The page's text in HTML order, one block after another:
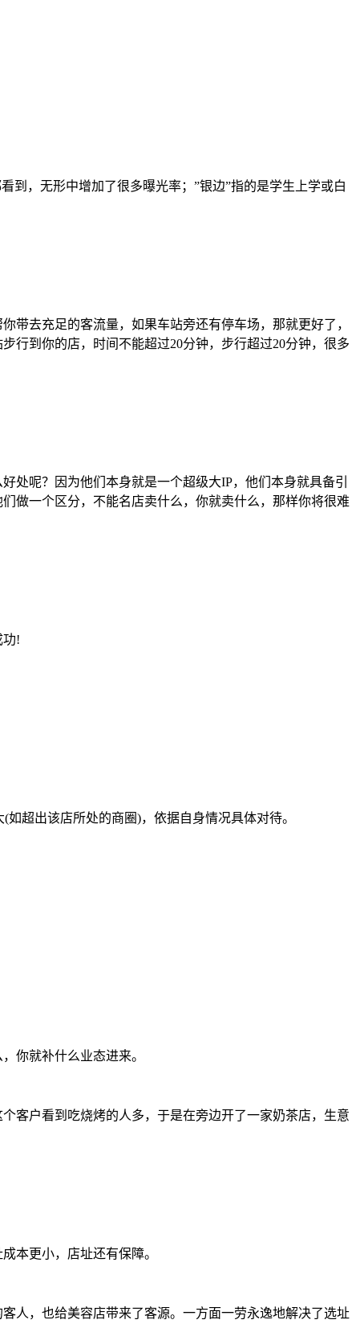
，无形中增加了很多曝光率；”银边”指的是学生上学或白
去充足的客流量，如果车站旁还有停车场，那就更好了，
行到你的店，时间不能超过20分钟，步行超过20分钟，很多
呢？因为他们本身就是一个超级大IP，他们本身就具备引
做一个区分，不能名店卖什么，你就卖什么，那样你将很难
功!
超出该店所处的商圈)，依据自身情况具体对待。
你就补什么业态进来。
户看到吃烧烤的人多，于是在旁边开了一家奶茶店，生意
本更小，店址还有保障。
，也给美容店带来了客源。一方面一劳永逸地解决了选址